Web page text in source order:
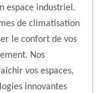
espace industriel.
de climatisation
le confort de vos
Nos
vos espaces,
innovantes